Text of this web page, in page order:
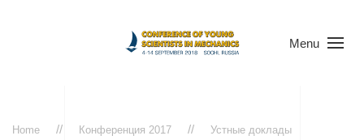
Menu
Home Конференция 2017
Устные доклады